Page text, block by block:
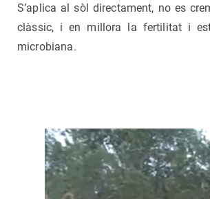
S’aplica al sòl directament, no es
clàssic, i en millora la fertilitat i
microbiana.